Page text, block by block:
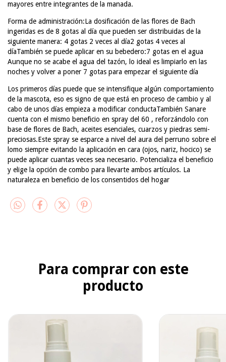
mayores entre integrantes de la manada.
Forma de administración:La dosificación de las flores de Bach
ingeridas es de 8 gotas al día que pueden ser distribuidas de la
siguiente manera: 4 gotas 2 veces al día2 gotas 4 veces al
díaTambién se puede aplicar en su bebedero:7 gotas en el agua
Aunque no se acabe el agua del tazón, lo ideal es limpiarlo en las
noches y volver a poner 7 gotas para empezar el siguiente día
Los primeros días puede que se intensifique algún comportamiento
de la mascota, eso es signo de que está en proceso de cambio y al
cabo de unos días empieza a modificar conductaTambién Sanare
cuenta con el mismo beneficio en spray del 60 , reforzándolo con
base de flores de Bach, aceites esenciales, cuarzos y piedras semi-
preciosas.Este spray se esparce a nivel del aura del perruno sobre el
lomo siempre evitando la aplicación en cara (ojos, nariz, hocico) se
puede aplicar cuantas veces sea necesario. Potencializa el beneficio
y elige la opción de combo para llevarte ambos artículos. La
naturaleza en beneficio de los consentidos del hogar
Para comprar con este
producto